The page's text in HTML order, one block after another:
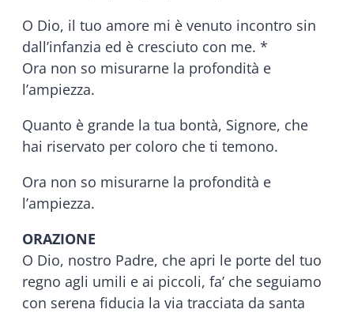
O Dio, il tuo amore mi è venuto incontro sin
dall’infanzia ed è cresciuto con me. *
Ora non so misurarne la profondità e
l’ampiezza.
Quanto è grande la tua bontà, Signore, che
hai riservato per coloro che ti temono.
Ora non so misurarne la profondità e
l’ampiezza.
ORAZIONE
O Dio, nostro Padre, che apri le porte del tuo
regno agli umili e ai piccoli, fa’ che seguiamo
con serena fiducia la via tracciata da santa